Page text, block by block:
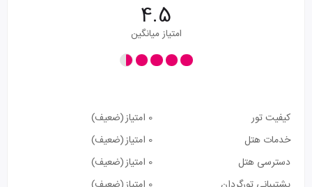
4.5
امتیاز میانگین
کیفیت تور 0 امتیاز
(ضعیف)
خدمات هتل
0 امتیاز
(ضعیف)
دسترسی هتل
0 امتیاز
(ضعیف)